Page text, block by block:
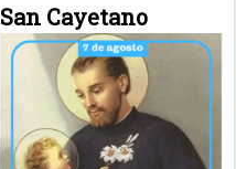
San Cayetano